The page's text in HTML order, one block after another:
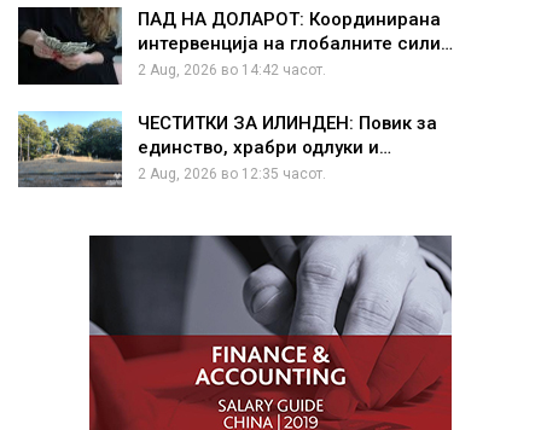
ПАД НА ДОЛАРОТ: Координирана
интервенција на глобалните сили…
2 Aug, 2026 во 14:42 часот.
ЧЕСТИТКИ ЗА ИЛИНДЕН: Повик за
единство, храбри одлуки и…
2 Aug, 2026 во 12:35 часот.